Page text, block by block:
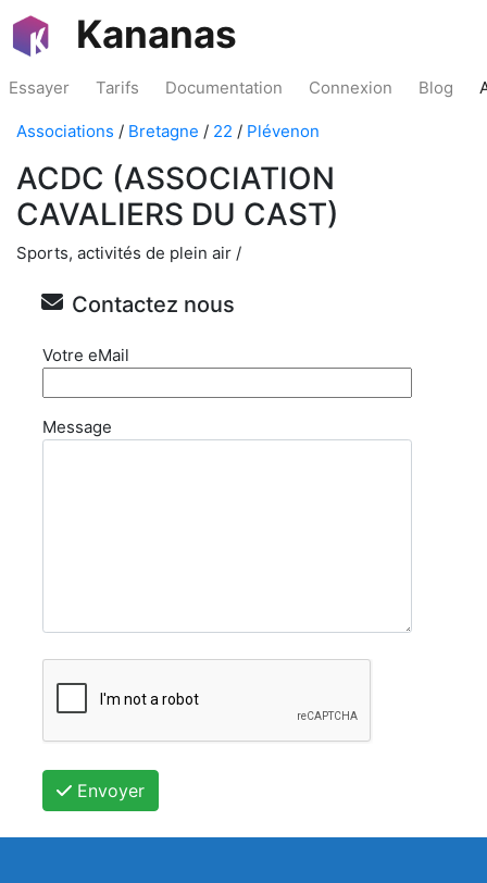
Kananas
Essayer Tarifs Documentation Connexion Blog
Associations / Bretagne / 22 / Plévenon
ACDC (ASSOCIATION
CAVALIERS DU CAST)
Sports, activités de plein air /
Contactez nous
Votre eMail
Message
Envoyer